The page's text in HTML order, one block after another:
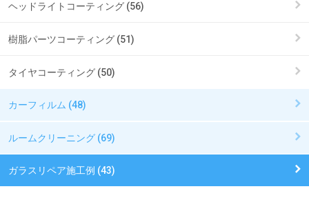
ヘッドライトコーティング (56)
樹脂パーツコーティング (51)
タイヤコーティング (50)
カーフィルム (48)
ルームクリーニング (69)
ガラスリペア施工例 (43)